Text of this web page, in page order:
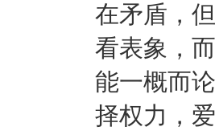
在矛盾，
看表象，
能一概而
择权力，